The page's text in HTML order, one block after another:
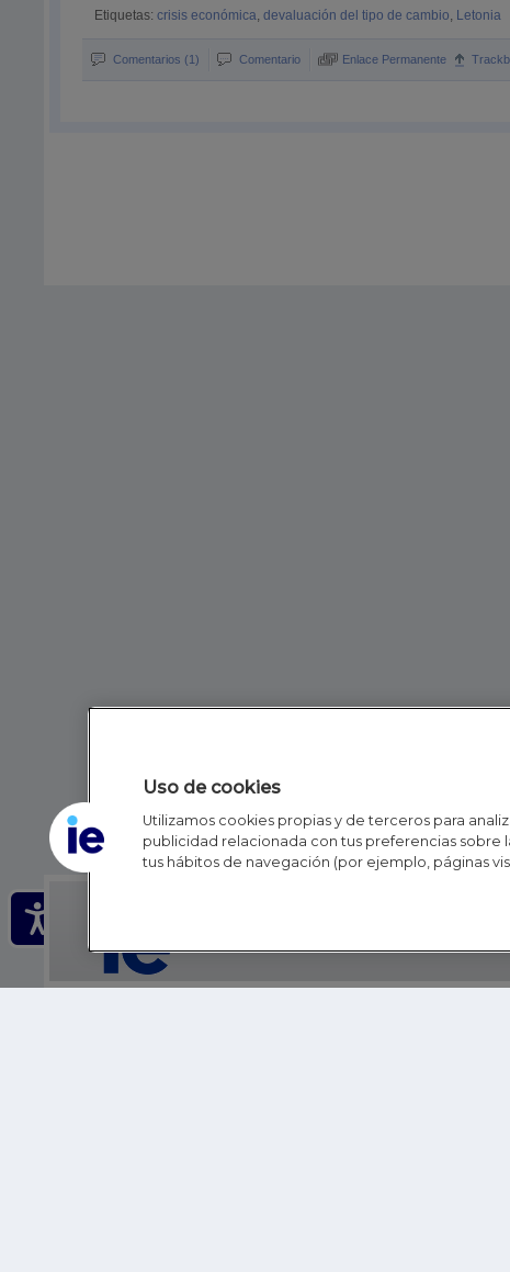
Etiquetas:crisis económica,devaluación del tipo de cambio, Letonia
Comentarios (1) Comentario Enlace Permanente
Uso de cookies
Utilizamos cookies propias y de terceros para
publicidad relacionada con tus preferencias sobre
tus hábitos de navegación (por ejemplo, páginas